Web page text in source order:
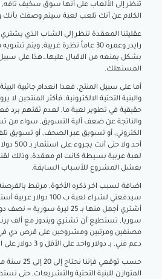
تنظر إلى الألعاب على أنها سوق سخيف تافه,
الكلام عن أنك تلعب لعبة سيتم وصفك بأنك
عقليتنا المعقدة تنظر إلى الشاب الذي
رايدر وعمره 30 عاماً نظرة غريبة, ويتم
بشكل يمنعه من الاقبال عليها…هذا على
المستهلك.
أما على سبيل المنتج, فعدا انعدام جائبية
والبنية التحتية الالكترونية, فأكثر المنتجين لا
حقيقية في تطوير لعبة ما, لعدم ثقتهم برد
والناتجة عن ضعف آلية التسويق, سواء من
الكتروني, أو تسويق عبر الصحف, أو تسويق
أحد ولا حتى أنت
لعبة عربية بسيطة كانت ام معقدة, وذلك
بفشل المشروع للأسباب السابقة.
اضافة لسبب آخر ذكره الأخوة, مرتبط
سيدفعني لشراء لعبة ب 100 دولار
أشتري أجمل منها بـ 25 ليرة سورية =
سوريا, تستطيع أن تشتري ويندوز مع ألف
مصنفين ومرتبين ومشروحين على قرص دي
دعم فني, بـ دولار واحد على الأقل و 3 دولار على الأكثر.
حسب توقعي فإننا نحتاج
المتوازن للبنية التحتية والتشريعات, حتى